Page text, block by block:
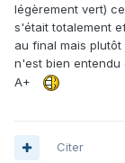
légèrement vert)
s'était totalement
au final mais
n'est bien entendu
A+
Citer